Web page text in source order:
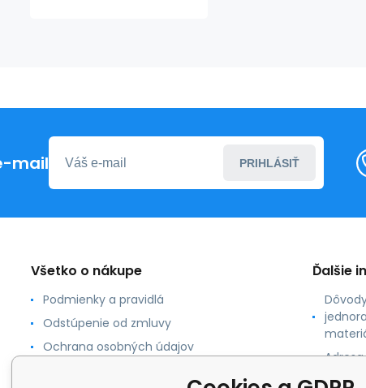
mail PRIHLÁSIŤ
Všetko o nákupe
Podmienky a pravidlá
Odstúpenie od zmluvy
Ochrana osobných údajov
Ďalšie